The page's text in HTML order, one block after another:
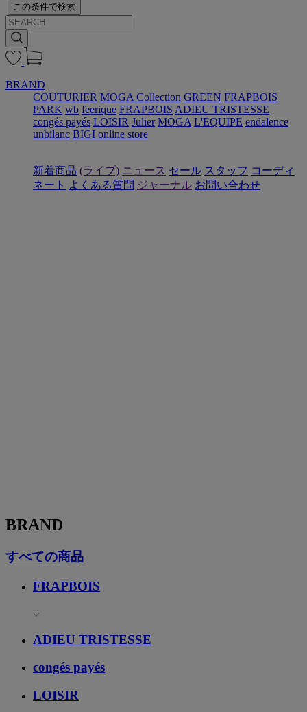
この条件で検索
BRAND
COUTURIER MOGA Collection GREEN FRAPBOIS
PARK wb feerique FRAPBOIS ADIEU TRISTESSE
congés payés LOISIR Julier MOGA L'EQUIPE endalence
unbilanc BIGI online store
新着商品 (ライブ) ニュース セール スタッフ コーディ
ネート よくある質問 ジャーナル お問い合わせ
BRAND
すべての商品
FRAPBOIS
ADIEU TRISTESSE
congés payés
LOISIR